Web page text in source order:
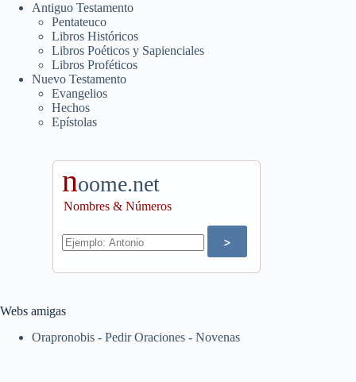
Antiguo Testamento
Pentateuco
Libros Históricos
Libros Poéticos y Sapienciales
Libros Proféticos
Nuevo Testamento
Evangelios
Hechos
Epístolas
noome.net
Nombres & Números
Webs amigas
Orapronobis - Pedir Oraciones - Novenas